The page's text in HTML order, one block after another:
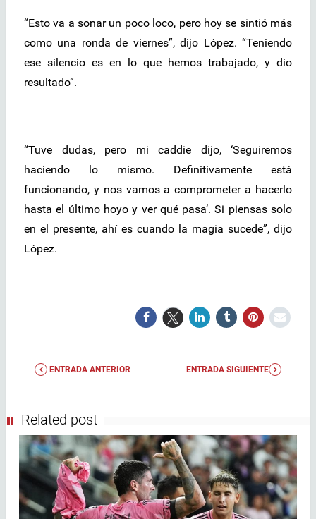
“Esto va a sonar un poco loco, pero hoy se sintió más
como una ronda de viernes”, dijo López. “Teniendo
ese silencio es en lo que hemos trabajado, y dio
resultado”.
“Tuve dudas, pero mi caddie dijo, ‘Seguiremos
haciendo lo mismo. Definitivamente está
funcionando, y nos vamos a comprometer a hacerlo
hasta el último hoyo y ver qué pasa’. Si piensas solo
en el presente, ahí es cuando la magia sucede”, dijo
López.
ENTRADA ANTERIOR ENTRADA SIGUIENTE
Related post